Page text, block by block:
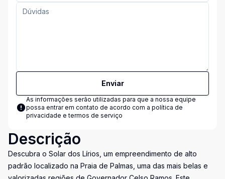
Enviar
As informações serão utilizadas para que a nossa equipe
possa entrar em contato de acordo com a política de
privacidade e termos de serviço
Descrição
Descubra o Solar dos Lírios, um empreendimento de alto
padrão localizado na Praia de Palmas, uma das mais belas e